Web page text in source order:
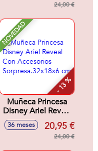
24,00 €
NOVEDAD
- 13 %
Muñeca Princesa
Disney Ariel Reveal
Con Accesorios
Sorpresa.32x18x6
36 meses 20,95 €
24,00 €